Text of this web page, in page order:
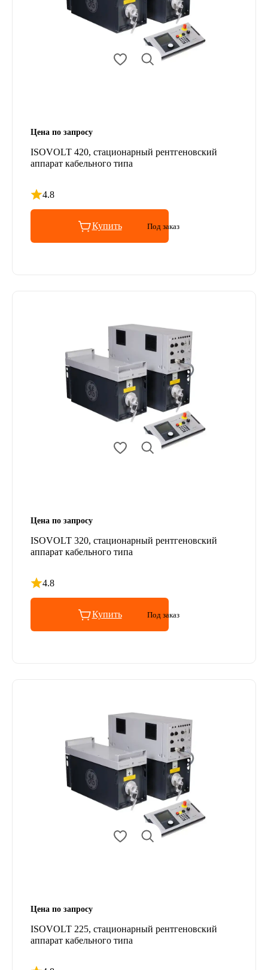
Цена по запросу
ISOVOLT 420, стационарный рентгеновский
аппарат кабельного типа
4.8
Рейтинг 4.8 из 5
Купить Под заказ
Цена по запросу
ISOVOLT 320, стационарный рентгеновский
аппарат кабельного типа
4.8
Рейтинг 4.8 из 5
Купить Под заказ
Цена по запросу
ISOVOLT 225, стационарный рентгеновский
аппарат кабельного типа